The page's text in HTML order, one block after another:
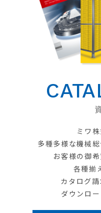
ミワ
多種多様な機械
お客様の御
各種揃
カタログ
ダウンロ